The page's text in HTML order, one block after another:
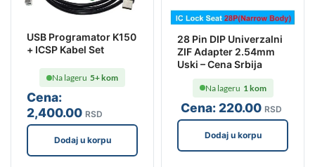
USB Programator K150
+ ICSP Kabel Set
Cena:
2,400.00 RSD
Na lageru 5+ kom
Dodaj u korpu
28 Pin DIP Univerzalni
ZIF Adapter 2.54mm
Uski – Cena Srbija
Cena: 220.00 RSD
Na lageru 1 kom
Dodaj u korpu